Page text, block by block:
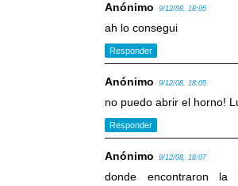
Anónimo 9/12/08, 18:05
ah lo consegui
Responder
Anónimo 9/12/08, 18:05
no puedo abrir el horno!
Responder
Anónimo 9/12/08, 18:07
donde encontraron la